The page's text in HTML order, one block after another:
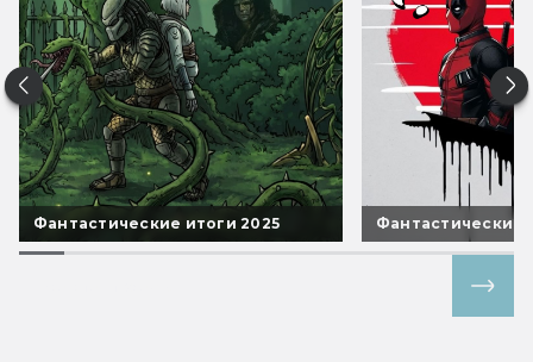
Фантастические итоги 2025 Фантастические